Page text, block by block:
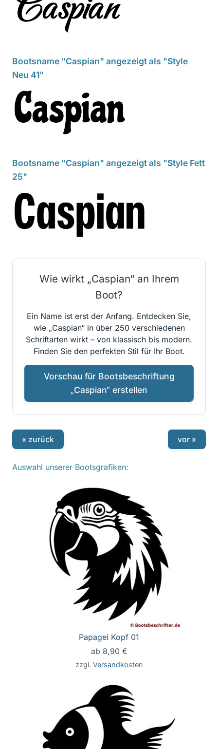
Bootsname "Caspian" angezeigt als "Style
Neu 41"
Bootsname "Caspian" angezeigt als "Style Fett
25"
Wie wirkt „Caspian“ an Ihrem
Boot?
Ein Name ist erst der Anfang. Entdecken Sie,
wie „Caspian“ in über 250 verschiedenen
Schriftarten wirkt – von klassisch bis modern.
Finden Sie den perfekten Stil für Ihr Boot.
Vorschau für Bootsbeschriftung
„Caspian“ erstellen
« zurück vor »
Auswahl unserer Bootsgrafiken:
Papagei Kopf 01
ab 8,90 €
zzgl. Versandkosten